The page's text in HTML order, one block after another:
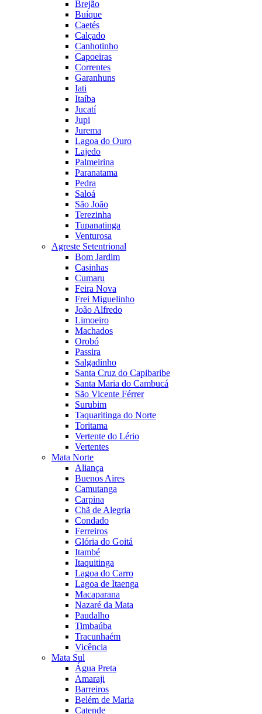
Brejão
Buíque
Caetés
Calçado
Canhotinho
Capoeiras
Correntes
Garanhuns
Iati
Itaíba
Jucatí
Jupi
Jurema
Lagoa do Ouro
Lajedo
Palmeirina
Paranatama
Pedra
Saloá
São João
Terezinha
Tupanatinga
Venturosa
Agreste Setentrional
Bom Jardim
Casinhas
Cumaru
Feira Nova
Frei Miguelinho
João Alfredo
Limoeiro
Machados
Orobó
Passira
Salgadinho
Santa Cruz do Capibaribe
Santa Maria do Cambucá
São Vicente Férrer
Surubim
Taquaritinga do Norte
Toritama
Vertente do Lério
Vertentes
Mata Norte
Aliança
Buenos Aires
Camutanga
Carpina
Chã de Alegria
Condado
Ferreiros
Glória do Goitá
Itambé
Itaquitinga
Lagoa do Carro
Lagoa de Itaenga
Macaparana
Nazaré da Mata
Paudalho
Timbaúba
Tracunhaém
Vicência
Mata Sul
Água Preta
Amaraji
Barreiros
Belém de Maria
Catende